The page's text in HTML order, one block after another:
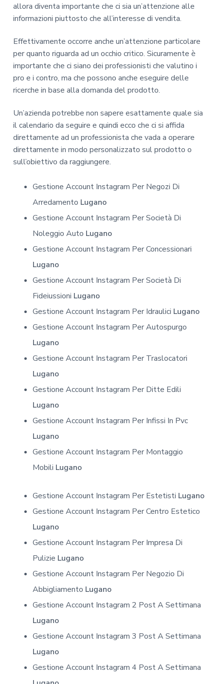
allora diventa importante che ci sia un’attenzione alle
informazioni piuttosto che all’interesse di vendita.
Effettivamente occorre anche un’attenzione particolare
per quanto riguarda ad un occhio critico. Sicuramente è
importante che ci siano dei professionisti che valutino i
pro e i contro, ma che possono anche eseguire delle
ricerche in base alla domanda del prodotto.
Un’azienda potrebbe non sapere esattamente quale sia
il calendario da seguire e quindi ecco che ci si affida
direttamente ad un professionista che vada a operare
direttamente in modo personalizzato sul prodotto o
sull’obiettivo da raggiungere.
Gestione Account Instagram Per Negozi Di
Arredamento Lugano
Gestione Account Instagram Per Società Di
Noleggio Auto Lugano
Gestione Account Instagram Per Concessionari
Lugano
Gestione Account Instagram Per Società Di
Fideiussioni Lugano
Gestione Account Instagram Per Idraulici Lugano
Gestione Account Instagram Per Autospurgo
Lugano
Gestione Account Instagram Per Traslocatori
Lugano
Gestione Account Instagram Per Ditte Edili
Lugano
Gestione Account Instagram Per Infissi In Pvc
Lugano
Gestione Account Instagram Per Montaggio
Mobili Lugano
Gestione Account Instagram Per Estetisti Lugano
Gestione Account Instagram Per Centro Estetico
Lugano
Gestione Account Instagram Per Impresa Di
Pulizie Lugano
Gestione Account Instagram Per Negozio Di
Abbigliamento Lugano
Gestione Account Instagram 2 Post A Settimana
Lugano
Gestione Account Instagram 3 Post A Settimana
Lugano
Gestione Account Instagram 4 Post A Settimana